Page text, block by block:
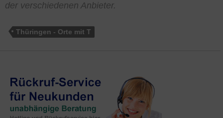
der verschiedenen Anbieter.
Thüringen - Orte mit T